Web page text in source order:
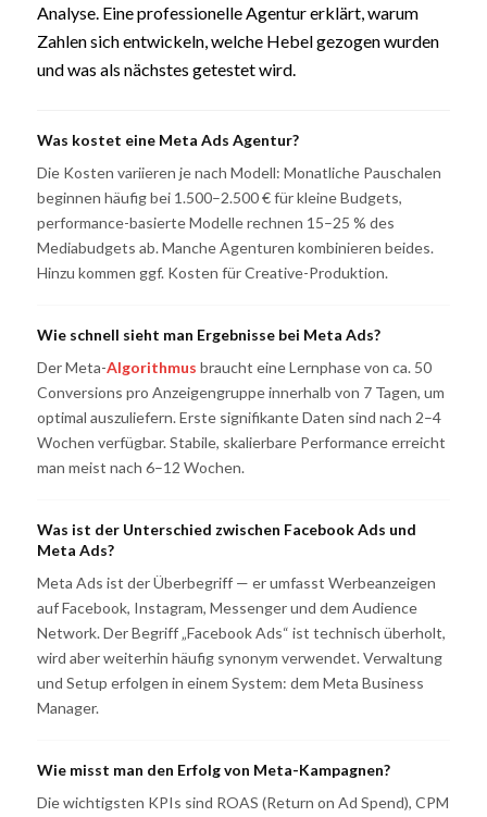
Analyse. Eine professionelle Agentur erklärt, warum
Zahlen sich entwickeln, welche Hebel gezogen wurden
und was als nächstes getestet wird.
Was kostet eine Meta Ads Agentur?
Die Kosten variieren je nach Modell: Monatliche Pauschalen
beginnen häufig bei 1.500–2.500 € für kleine Budgets,
performance-basierte Modelle rechnen 15–25 % des
Mediabudgets ab. Manche Agenturen kombinieren beides.
Hinzu kommen ggf. Kosten für Creative-Produktion.
Wie schnell sieht man Ergebnisse bei Meta Ads?
Der Meta-Algorithmus braucht eine Lernphase von ca. 50
Conversions pro Anzeigengruppe innerhalb von 7 Tagen, um
optimal auszuliefern. Erste signifikante Daten sind nach 2–4
Wochen verfügbar. Stabile, skalierbare Performance erreicht
man meist nach 6–12 Wochen.
Was ist der Unterschied zwischen Facebook Ads und
Meta Ads?
Meta Ads ist der Überbegriff — er umfasst Werbeanzeigen
auf Facebook, Instagram, Messenger und dem Audience
Network. Der Begriff „Facebook Ads“ ist technisch überholt,
wird aber weiterhin häufig synonym verwendet. Verwaltung
und Setup erfolgen in einem System: dem Meta Business
Manager.
Wie misst man den Erfolg von Meta-Kampagnen?
Die wichtigsten KPIs sind ROAS (Return on Ad Spend), CPM